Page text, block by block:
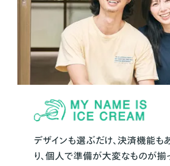
デザインも選ぶだけ、決済機能も
り、個人で準備が大変なものが揃